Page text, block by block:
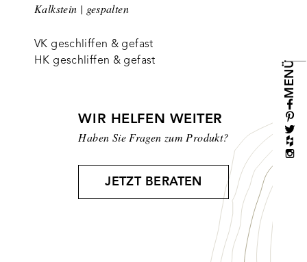
Kalkstein | gespalten
VK geschliffen & gefast
HK geschliffen & gefast
WIR HELFEN WEITER
Haben Sie Fragen zum Produkt?
JETZT BERATEN
MENÜ